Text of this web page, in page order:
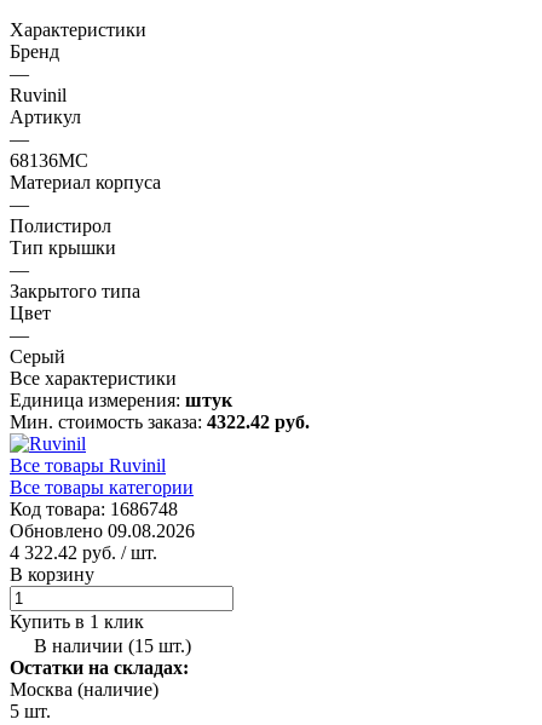
Характеристики
Бренд
—
Ruvinil
Артикул
—
68136МС
Материал корпуса
—
Полистирол
Тип крышки
—
Закрытого типа
Цвет
—
Серый
Все характеристики
Единица измерения: штук
Мин. стоимость заказа: 4322.42 руб.
Все товары Ruvinil
Все товары категории
Код товара: 1686748
Обновлено 09.08.2026
4 322.42 руб. / шт.
В корзину
Купить в 1 клик
В наличии (15 шт.)
Остатки на складах:
Москва (наличие)
5 шт.